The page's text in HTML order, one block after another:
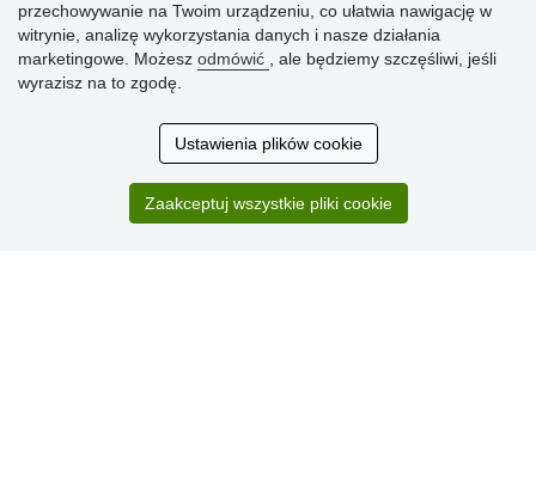
» Dlaczego należy się zarejestrować?
» Najczęściej zadawane pytania
Zakup przebiegł sprawnie. Jestem
przechowywanie na Twoim urządzeniu, co ułatwia nawigację w
witrynie, analizę wykorzystania danych i nasze działania
marketingowe. Możesz odmówić
, ale będziemy szczęśliwi, jeśli
wyrazisz na to zgodę.
Ustawienia plików cookie
Zaakceptuj wszystkie pliki cookie